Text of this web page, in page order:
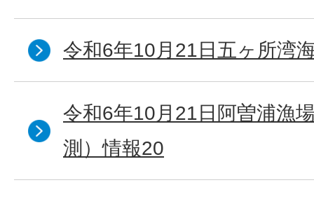
令和6年10月21日五ヶ所湾
令和6年10月21日阿曽浦漁
測）情報20